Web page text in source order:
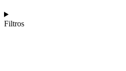
Filtros